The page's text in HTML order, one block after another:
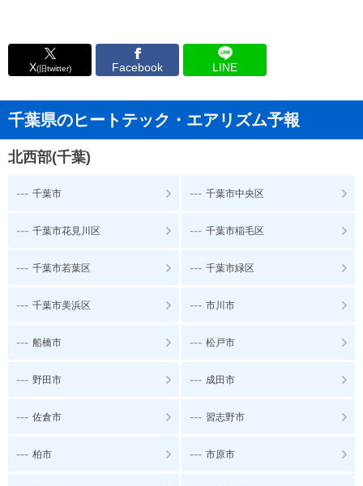
X(旧twitter) Facebook LINE
千葉県のヒートテック・エアリズム予報
北西部(千葉)
--- 千葉市 --- 千葉市中央区
--- 千葉市花見川区 --- 千葉市稲毛区
--- 千葉市若葉区 --- 千葉市緑区
--- 千葉市美浜区 --- 市川市
--- 船橋市 --- 松戸市
--- 野田市 --- 成田市
--- 佐倉市 --- 習志野市
--- 柏市 --- 市原市